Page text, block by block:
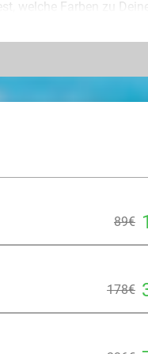
welche Farben zu
Schminktechniken, vom
erfährst, wie Du
89€
178€